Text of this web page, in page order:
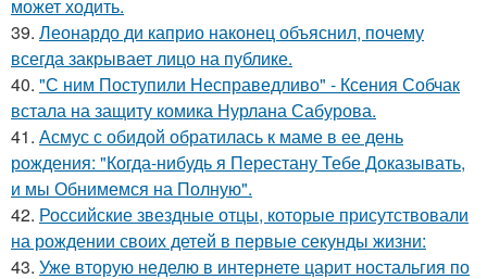
может ходить.
39. Леонардо ди каприо наконец объяснил, почему
всегда закрывает лицо на публике.
40. "С ним Поступили Несправедливо" - Ксения Собчак
встала на защиту комика Нурлана Сабурова.
41. Асмус с обидой обратилась к маме в ее день
рождения: "Когда-нибудь я Перестану Тебе Доказывать,
и мы Обнимемся на Полную".
42. Российские звездные отцы, которые присутствовали
на рождении своих детей в первые секунды жизни:
43. Уже вторую неделю в интернете царит ностальгия по